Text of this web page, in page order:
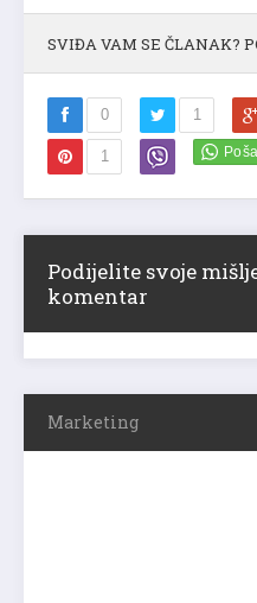
SVIĐA VAM SE ČLANAK?
0 1
1
Podijelite svoje
komentar
Marketing